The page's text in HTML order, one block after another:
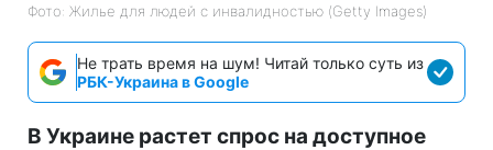
Фото: Жилье для людей с инвалидностью (Getty Images)
Не трать время на шум! Читай только суть из
РБК-Украина в Google
В Украине растет спрос на доступное